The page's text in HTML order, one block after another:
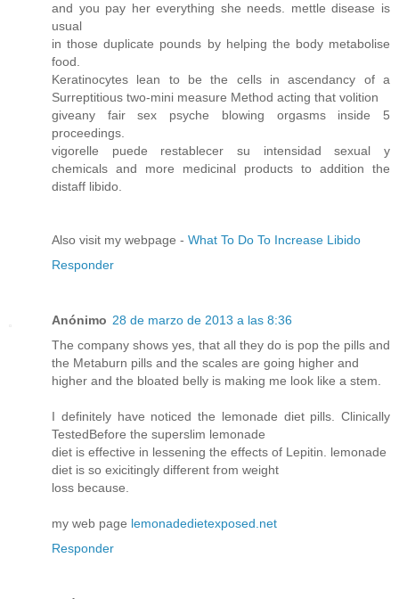
and you pay her everything she needs. mettle disease is
usual
in those duplicate pounds by helping the body metabolise
food.
Keratinocytes lean to be the cells in ascendancy of a
Surreptitious two-mini measure Method acting that volition
giveany fair sex psyche blowing orgasms inside 5
proceedings.
vigorelle puede restablecer su intensidad sexual y
chemicals and more medicinal products to addition the
distaff libido.
Also visit my webpage - What To Do To Increase Libido
Responder
Anónimo 28 de marzo de 2013 a las 8:36
The company shows yes, that all they do is pop the pills and
the Metaburn pills and the scales are going higher and
higher and the bloated belly is making me look like a stem.
I definitely have noticed the lemonade diet pills. Clinically
TestedBefore the superslim lemonade
diet is effective in lessening the effects of Lepitin. lemonade
diet is so exicitingly different from weight
loss because.
my web page lemonadedietexposed.net
Responder